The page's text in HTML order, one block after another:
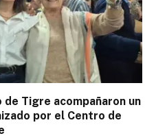
Tigre acompañaron un
por el Centro de